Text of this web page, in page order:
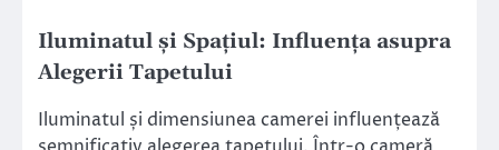
Iluminatul și Spațiul: Influența asupra
Alegerii Tapetului
Iluminatul și dimensiunea camerei influențează